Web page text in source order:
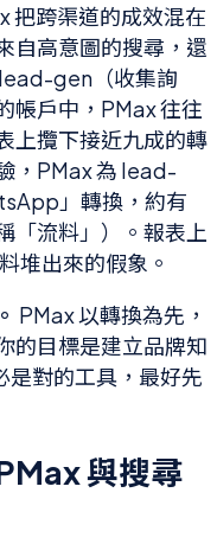
把跨渠道的成效混在
自高意圖的搜尋，還
gen（收集詢
帳戶中，PMax 往往
上攬下接近九成的轉
，PMax 為 lead-
」轉換，約有
「流料」）。報表上
堆出來的假象。
PMax 以轉換為先，
的目標是建立品牌知
是對的工具，最好先
與搜尋